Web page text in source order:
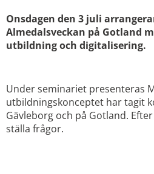
Onsdagen den 3 juli
Almedalsveckan på Gotland
utbildning och digitalisering.
Under seminariet presenteras
utbildningskonceptet har tagit
Gävleborg och på Gotland.
ställa frågor.